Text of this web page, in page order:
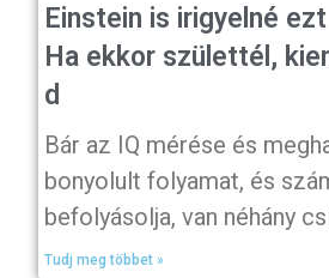
Einstein is irigyelné
Ha ekkor születtél,
d
Bár az IQ mérése és
bonyolult folyamat, és
befolyásolja, van néhány
Tudj meg többet »